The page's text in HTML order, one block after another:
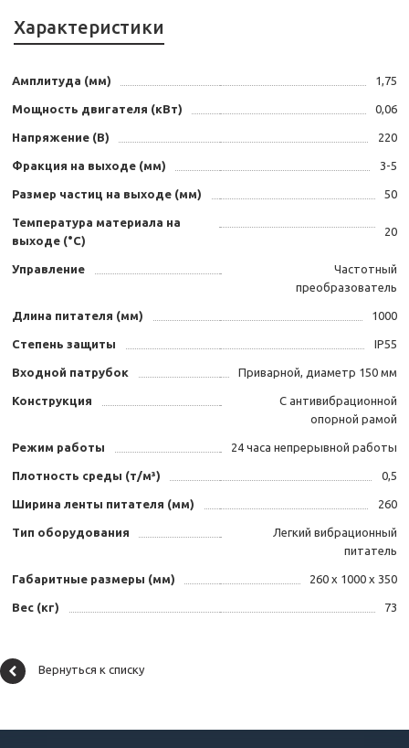
Характеристики
Амплитуда (мм) 1,75
Мощность двигателя (кВт) 0,06
Напряжение (В) 220
Фракция на выходе (мм) 3-5
Размер частиц на выходе (мм) 50
Температура материала на
выходе (°С)
20
Управление
Частотный
преобразователь
Длина питателя (мм) 1000
Степень защиты IP55
Входной патрубок Приварной, диаметр 150 мм
Конструкция
С антивибрационной
опорной рамой
Режим работы 24 часа непрерывной работы
Плотность среды (т/м³) 0,5
Ширина ленты питателя (мм) 260
Тип оборудования
Легкий вибрационный
питатель
Габаритные размеры (мм) 260 х 1000 х 350
Вес (кг) 73
Вернуться к списку